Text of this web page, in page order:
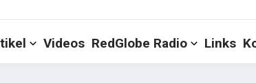
Videos RedGlobe Radio Links